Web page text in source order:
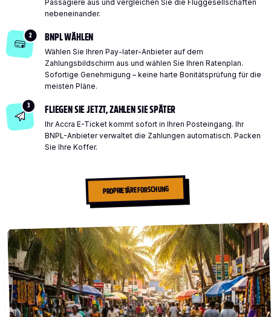
Passagiere aus und vergleichen Sie die Fluggesellschaften
nebeneinander.
2 BNPL WÄHLEN
Wählen Sie Ihren Pay-later-Anbieter auf dem
Zahlungsbildschirm aus und wählen Sie Ihren Ratenplan.
Sofortige Genehmigung – keine harte Bonitätsprüfung für die
meisten Pläne.
3 FLIEGEN SIE JETZT, ZAHLEN SIE SPÄTER
Ihr Accra E-Ticket kommt sofort in Ihren Posteingang. Ihr
BNPL-Anbieter verwaltet die Zahlungen automatisch. Packen
Sie Ihre Koffer.
PROPRIETÄRE FORSCHUNG